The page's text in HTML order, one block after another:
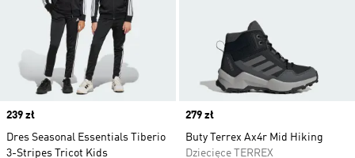
Price
239 zł
Dres Seasonal Essentials Tiberio
3-Stripes Tricot Kids
Price
279 zł
Buty Terrex Ax4r Mid Hiking
Dziecięce TERREX